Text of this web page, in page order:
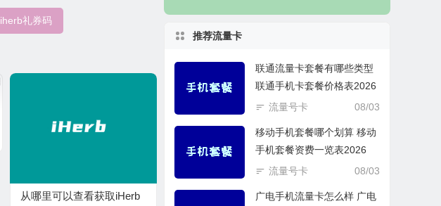
iherb礼券码
从哪里可以查看获取iHerb
推荐流量卡
联通流量卡套餐有哪些类型
联通手机卡套餐价格表2026
08/03
流量号卡
移动手机套餐哪个划算 移动
手机套餐资费一览表2026
08/03
流量号卡
广电手机流量卡怎么样 广电